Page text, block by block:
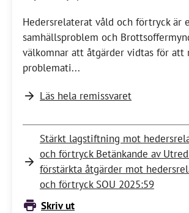
Hedersrelaterat våld och förtryck är
samhällsproblem och
välkomnar att åtgärder vidtas för att
problemati...
Läs hela remissvaret
Stärkt lagstiftning mot
och förtryck Betänkande av
förstärkta åtgärder mot
och förtryck SOU 2025:59
Skriv ut